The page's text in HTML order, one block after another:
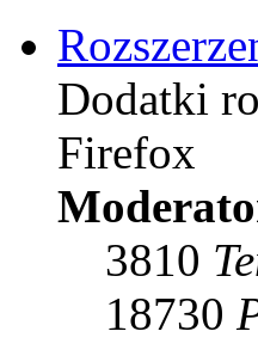
Dodatki
Firefox
3810
18730